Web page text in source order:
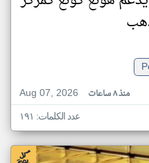
Aug 07, 2026
منذ ٨ ساعات
عدد الكلمات: ١٩١